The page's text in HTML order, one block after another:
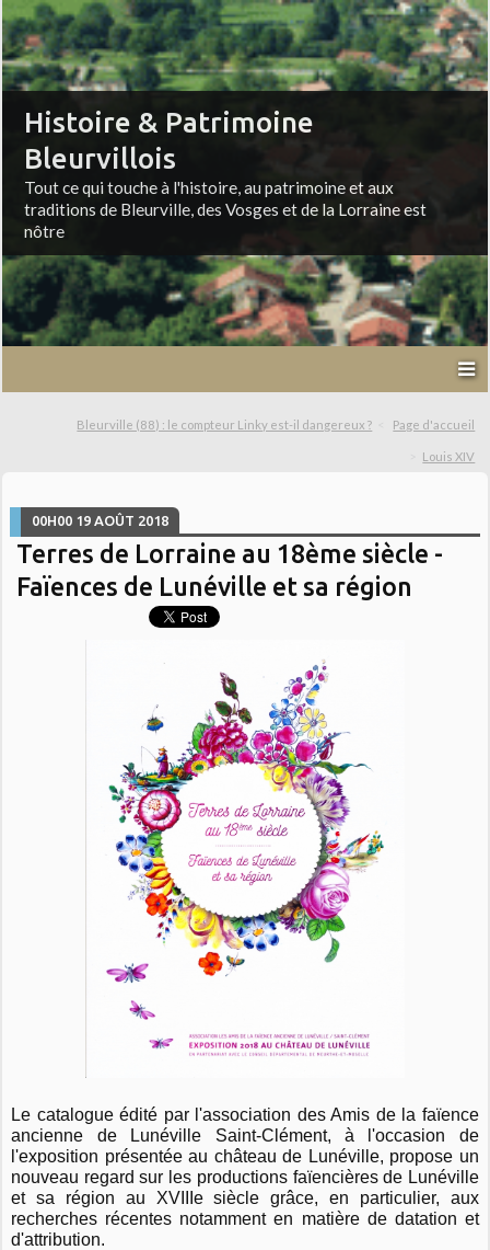
Histoire & Patrimoine
Bleurvillois
Tout ce qui touche à l'histoire, au patrimoine et aux
traditions de Bleurville, des Vosges et de la Lorraine est
nôtre
Bleurville (88) : le compteur Linky est-il dangereux ? Page d'accueil
Louis XIV
00H00 19 AOÛT 2018
Terres de Lorraine au 18ème siècle -
Faïences de Lunéville et sa région
Le catalogue édité par l'association des Amis de la faïence
ancienne de Lunéville Saint-Clément, à l'occasion de
l'exposition présentée au château de Lunéville, propose un
nouveau regard sur les productions faïencières de Lunéville
et sa région au XVIIIe siècle grâce, en particulier, aux
recherches récentes notamment en matière de datation et
d'attribution.